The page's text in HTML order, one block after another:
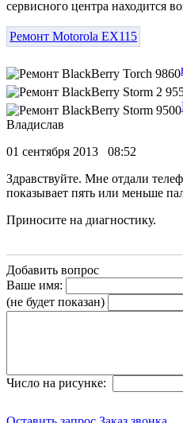
сервисного центра находится
Ремонт Motorola EX115
Владислав
01 сентября 2013 08:52
Здравствуйте. Мне отдали
показывает пять или меньше
Приносите на диагностику.
Добавить вопрос
Ваше имя:
(не будет показан)
Число на рисунке: